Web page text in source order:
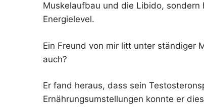
Muskelaufbau und die Libido, sondern
Energielevel.
Ein Freund von mir litt unter ständiger
auch?
Er fand heraus, dass sein
Ernährungsumstellungen konnte er